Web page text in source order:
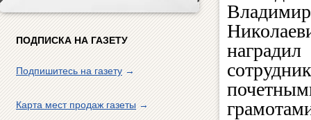
ПОДПИСКА НА ГАЗЕТУ
Подпишитесь на газету→
Карта мест продаж газеты→
Владимир
наградил